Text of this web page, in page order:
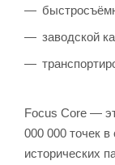
заводской
Focus Core —
000 000 точек
исторических